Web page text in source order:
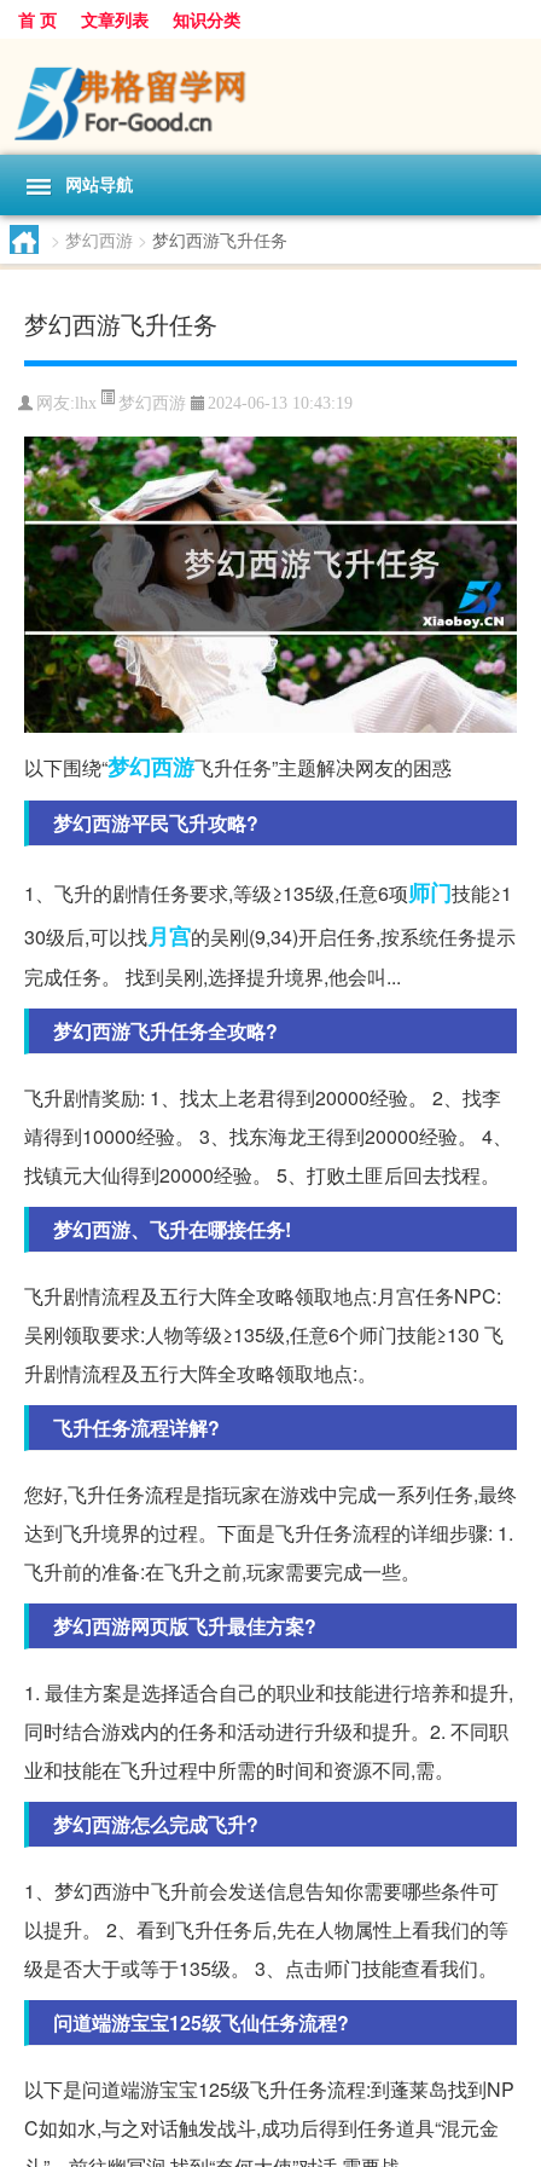
首 页 文章列表 知识分类
网站导航
> 梦幻西游 > 梦幻西游飞升任务
梦幻西游飞升任务
网友: lhx 梦幻西游 2024-06-13 10:43:19
以下围绕“梦幻西游飞升任务”主题解决网友的困惑
梦幻西游平民飞升攻略?
1、飞升的剧情任务要求,等级≥135级,任意6项师门技能≥1
30级后,可以找月宫的吴刚(9,34)开启任务,按系统任务提示
完成任务。 找到吴刚,选择提升境界,他会叫...
梦幻西游飞升任务全攻略?
飞升剧情奖励: 1、找太上老君得到20000经验。 2、找李
靖得到10000经验。 3、找东海龙王得到20000经验。 4、
找镇元大仙得到20000经验。 5、打败土匪后回去找程。
梦幻西游、飞升在哪接任务!
飞升剧情流程及五行大阵全攻略领取地点:月宫任务NPC:
吴刚领取要求:人物等级≥135级,任意6个师门技能≥130 飞
升剧情流程及五行大阵全攻略领取地点:。
飞升任务流程详解?
您好,飞升任务流程是指玩家在游戏中完成一系列任务,最终
达到飞升境界的过程。下面是飞升任务流程的详细步骤: 1.
飞升前的准备:在飞升之前,玩家需要完成一些。
梦幻西游网页版飞升最佳方案?
1. 最佳方案是选择适合自己的职业和技能进行培养和提升,
同时结合游戏内的任务和活动进行升级和提升。2. 不同职
业和技能在飞升过程中所需的时间和资源不同,需。
梦幻西游怎么完成飞升?
1、梦幻西游中飞升前会发送信息告知你需要哪些条件可
以提升。 2、看到飞升任务后,先在人物属性上看我们的等
级是否大于或等于135级。 3、点击师门技能查看我们。
问道端游宝宝125级飞仙任务流程?
以下是问道端游宝宝125级飞升任务流程:到蓬莱岛找到NP
C如如水,与之对话触发战斗,成功后得到任务道具“混元金